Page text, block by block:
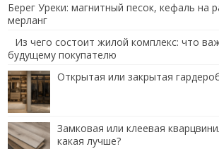
Берег Уреки: магнитный песок, кефаль на
мерланг
Из чего состоит жилой комплекс: что
будущему покупателю
Открытая или закрытая
Замковая или клеевая
какая лучше?